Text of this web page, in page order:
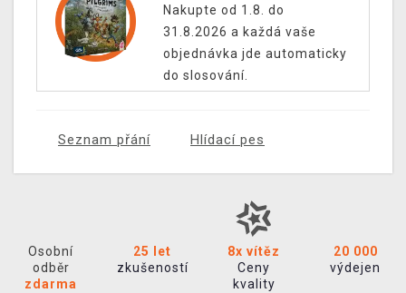
Nakupte od 1.8. do
31.8.2026 a každá vaše
objednávka jde automaticky
do slosování.
Seznam přání Hlídací pes
Osobní
odběr
zdarma
25 let
zkušeností
8x vítěz
Ceny
kvality
20 000
výdejen